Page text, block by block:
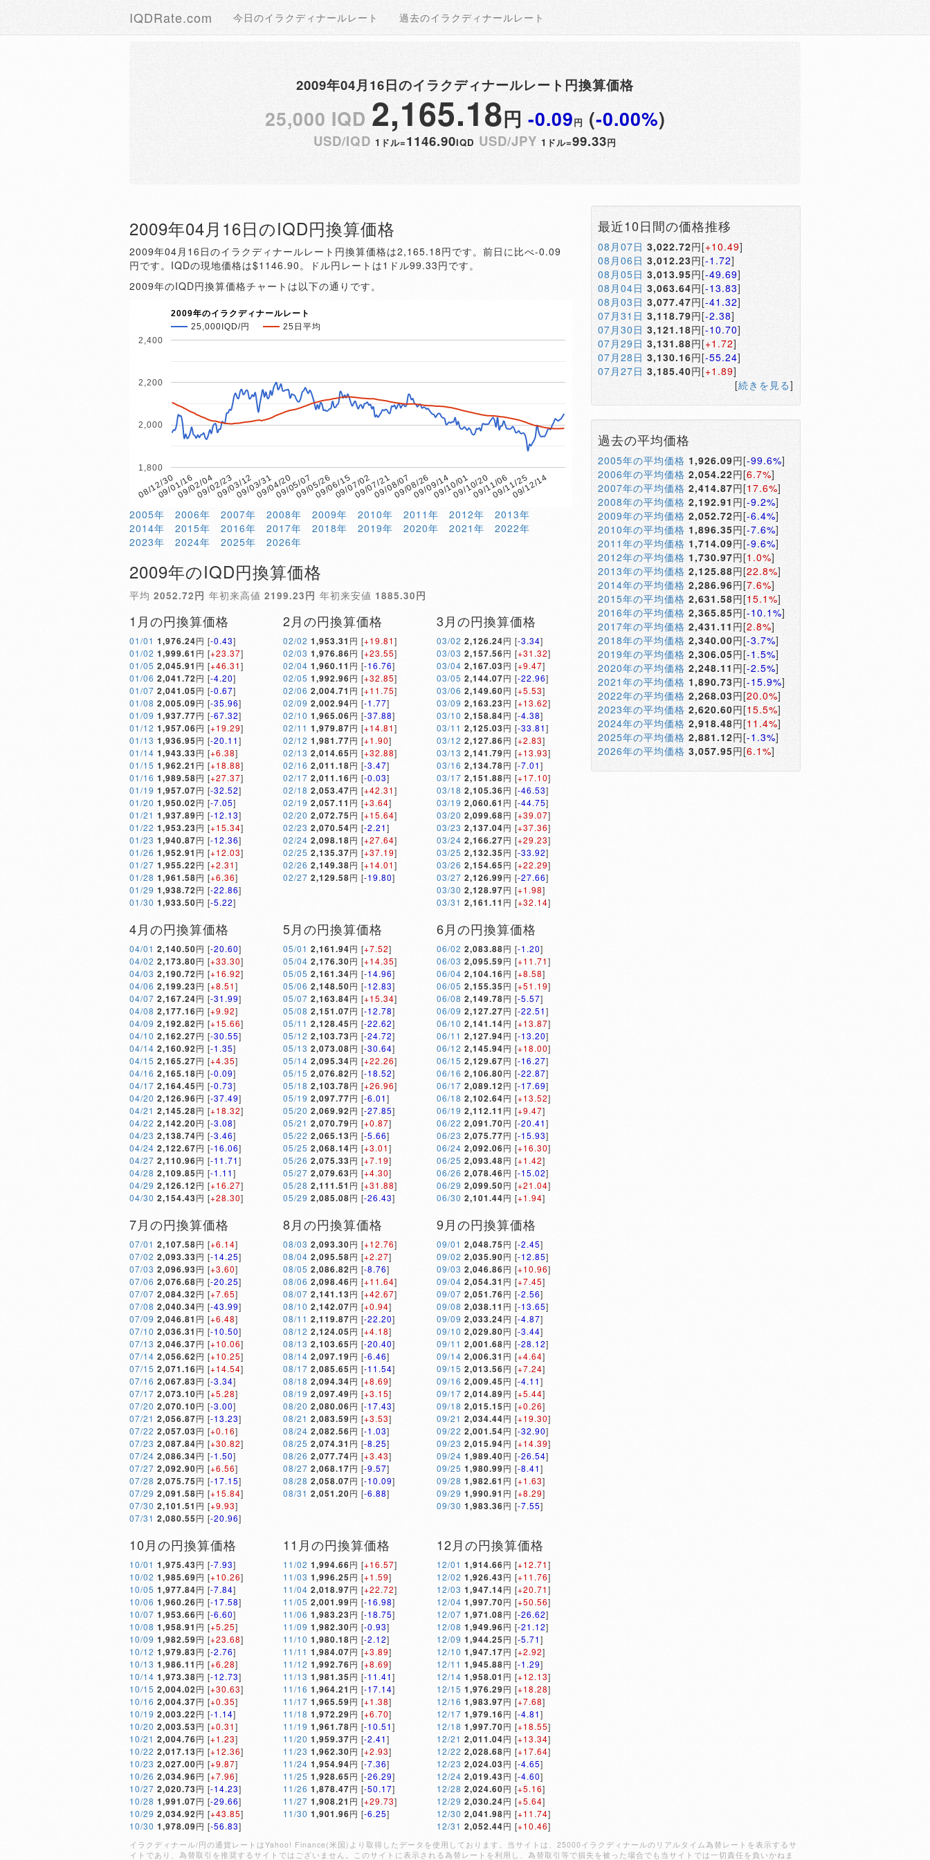
IQDRate.com 今日のイラクディナールレート 過去のイラクディナールレート
2009年04月16日のイラクディナールレート円換算価格
25,000 IQD 2,165.18円 -0.09円 (-0.00%)
USD/IQD 1ドル=1146.90IQD USD/JPY 1ドル=99.33円
2009年04月16日のIQD円換算価格
2009年04月16日のイラクディナールレート円換算価格は2,165.18円です。前日に比べ-0.09
円です。IQDの現地価格は$1146.90。ドル円レートは1ドル99.33円です。
2009年のIQD円換算価格チャートは以下の通りです。
2009年のイラクディナールレート
25,000IQD/円
25日平均
08/12/3009/01/1609/02/0409/02/2309/03/1209/03/3109/04/2009/05/0709/05/2609/06/1509/07/0209/07/2109/08/0709/08/2609/09/1409/10/0109/10/2009/11/0609/11/2509/12/14
1,800
2,000
2,200
2,400
2005年 2006年 2007年 2008年 2009年 2010年 2011年 2012年
2013年
2014年
2015年 2016年 2017年 2018年 2019年 2020年 2021年
2022年
2023年
2024年 2025年 2026年
2009年のIQD円換算価格
平均 2052.72円 年初来高値 2199.23円 年初来安値 1885.30円
1月の円換算価格
01/01 1,976.24円 [-0.43]
01/02 1,999.61 円 [+23.37]
01/05 2,045.91 円 [+46.31]
01/06 2,041.72円 [-4.20]
01/07 2,041.05円 [-0.67]
01/08 2,005.09円 [-35.96]
01/09 1,937.77円 [-67.32]
01/12 1,957.06円 [+19.29]
01/13 1,936.95円 [-20.11]
01/14 1,943.33円 [+6.38]
01/15 1,962.21 円 [+18.88]
01/16 1,989.58円 [+27.37]
01/19 1,957.07円 [-32.52]
01/20 1,950.02円 [-7.05]
01/21 1,937.89円 [-12.13]
01/22 1,953.23円 [+15.34]
01/23 1,940.87円 [-12.36]
01/26 1,952.91 円 [+12.03]
01/27 1,955.22円 [+2.31]
01/28 1,961.58円 [+6.36]
01/29 1,938.72円 [-22.86]
01/30 1,933.50円 [-5.22]
2月の円換算価格
02/02 1,953.31 円 [+19.81]
02/03 1,976.86円 [+23.55]
02/04 1,960.11 円 [-16.76]
02/05 1,992.96円 [+32.85]
02/06 2,004.71 円 [+11.75]
02/09 2,002.94円 [-1.77]
02/10 1,965.06円 [-37.88]
02/11 1,979.87円 [+14.81]
02/12 1,981.77円 [+1.90]
02/13 2,014.65円 [+32.88]
02/16 2,011.18円 [-3.47]
02/17 2,011.16円 [-0.03]
02/18 2,053.47円 [+42.31]
02/19 2,057.11 円 [+3.64]
02/20 2,072.75円 [+15.64]
02/23 2,070.54円 [-2.21]
02/24 2,098.18円 [+27.64]
02/25 2,135.37円 [+37.19]
02/26 2,149.38円 [+14.01]
02/27 2,129.58円 [-19.80]
3月の円換算価格
03/02 2,126.24円 [-3.34]
03/03 2,157.56円 [+31.32]
03/04 2,167.03円 [+9.47]
03/05 2,144.07円 [-22.96]
03/06 2,149.60円 [+5.53]
03/09 2,163.23円 [+13.62]
03/10 2,158.84円 [-4.38]
03/11 2,125.03円 [-33.81]
03/12 2,127.86円 [+2.83]
03/13 2,141.79円 [+13.93]
03/16 2,134.78円 [-7.01]
03/17 2,151.88円 [+17.10]
03/18 2,105.36円 [-46.53]
03/19 2,060.61 円 [-44.75]
03/20 2,099.68円 [+39.07]
03/23 2,137.04円 [+37.36]
03/24 2,166.27円 [+29.23]
03/25 2,132.35円 [-33.92]
03/26 2,154.65円 [+22.29]
03/27 2,126.99円 [-27.66]
03/30 2,128.97円 [+1.98]
03/31 2,161.11 円 [+32.14]
4月の円換算価格
04/01 2,140.50円 [-20.60]
04/02 2,173.80円 [+33.30]
04/03 2,190.72円 [+16.92]
04/06 2,199.23円 [+8.51]
04/07 2,167.24円 [-31.99]
04/08 2,177.16円 [+9.92]
04/09 2,192.82円 [+15.66]
04/10 2,162.27円 [-30.55]
04/14 2,160.92円 [-1.35]
04/15 2,165.27円 [+4.35]
04/16 2,165.18円 [-0.09]
04/17 2,164.45円 [-0.73]
04/20 2,126.96円 [-37.49]
04/21 2,145.28円 [+18.32]
04/22 2,142.20円 [-3.08]
04/23 2,138.74円 [-3.46]
04/24 2,122.67円 [-16.06]
04/27 2,110.96円 [-11.71]
04/28 2,109.85円 [-1.11]
04/29 2,126.12円 [+16.27]
04/30 2,154.43円 [+28.30]
5月の円換算価格
05/01 2,161.94円 [+7.52]
05/04 2,176.30円 [+14.35]
05/05 2,161.34円 [-14.96]
05/06 2,148.50円 [-12.83]
05/07 2,163.84円 [+15.34]
05/08 2,151.07円 [-12.78]
05/11 2,128.45円 [-22.62]
05/12 2,103.73円 [-24.72]
05/13 2,073.08円 [-30.64]
05/14 2,095.34円 [+22.26]
05/15 2,076.82円 [-18.52]
05/18 2,103.78円 [+26.96]
05/19 2,097.77円 [-6.01]
05/20 2,069.92円 [-27.85]
05/21 2,070.79円 [+0.87]
05/22 2,065.13円 [-5.66]
05/25 2,068.14円 [+3.01]
05/26 2,075.33円 [+7.19]
05/27 2,079.63円 [+4.30]
05/28 2,111.51 円 [+31.88]
05/29 2,085.08円 [-26.43]
6月の円換算価格
06/02 2,083.88円 [-1.20]
06/03 2,095.59円 [+11.71]
06/04 2,104.16円 [+8.58]
06/05 2,155.35円 [+51.19]
06/08 2,149.78円 [-5.57]
06/09 2,127.27円 [-22.51]
06/10 2,141.14円 [+13.87]
06/11 2,127.94円 [-13.20]
06/12 2,145.94円 [+18.00]
06/15 2,129.67円 [-16.27]
06/16 2,106.80円 [-22.87]
06/17 2,089.12円 [-17.69]
06/18 2,102.64円 [+13.52]
06/19 2,112.11 円 [+9.47]
06/22 2,091.70円 [-20.41]
06/23 2,075.77円 [-15.93]
06/24 2,092.06円 [+16.30]
06/25 2,093.48円 [+1.42]
06/26 2,078.46円 [-15.02]
06/29 2,099.50円 [+21.04]
06/30 2,101.44円 [+1.94]
7月の円換算価格
07/01 2,107.58円 [+6.14]
07/02 2,093.33円 [-14.25]
07/03 2,096.93円 [+3.60]
07/06 2,076.68円 [-20.25]
07/07 2,084.32円 [+7.65]
07/08 2,040.34円 [-43.99]
07/09 2,046.81 円 [+6.48]
07/10 2,036.31 円 [-10.50]
07/13 2,046.37円 [+10.06]
07/14 2,056.62円 [+10.25]
07/15 2,071.16円 [+14.54]
07/16 2,067.83円 [-3.34]
07/17 2,073.10円 [+5.28]
07/20 2,070.10円 [-3.00]
07/21 2,056.87円 [-13.23]
07/22 2,057.03円 [+0.16]
07/23 2,087.84円 [+30.82]
07/24 2,086.34円 [-1.50]
07/27 2,092.90円 [+6.56]
07/28 2,075.75円 [-17.15]
07/29 2,091.58円 [+15.84]
07/30 2,101.51 円 [+9.93]
07/31 2,080.55円 [-20.96]
8月の円換算価格
08/03 2,093.30円 [+12.76]
08/04 2,095.58円 [+2.27]
08/05 2,086.82円 [-8.76]
08/06 2,098.46円 [+11.64]
08/07 2,141.13円 [+42.67]
08/10 2,142.07円 [+0.94]
08/11 2,119.87円 [-22.20]
08/12 2,124.05円 [+4.18]
08/13 2,103.65円 [-20.40]
08/14 2,097.19円 [-6.46]
08/17 2,085.65円 [-11.54]
08/18 2,094.34円 [+8.69]
08/19 2,097.49円 [+3.15]
08/20 2,080.06円 [-17.43]
08/21 2,083.59円 [+3.53]
08/24 2,082.56円 [-1.03]
08/25 2,074.31 円 [-8.25]
08/26 2,077.74円 [+3.43]
08/27 2,068.17円 [-9.57]
08/28 2,058.07円 [-10.09]
08/31 2,051.20円 [-6.88]
9月の円換算価格
09/01 2,048.75円 [-2.45]
09/02 2,035.90円 [-12.85]
09/03 2,046.86円 [+10.96]
09/04 2,054.31 円 [+7.45]
09/07 2,051.76円 [-2.56]
09/08 2,038.11 円 [-13.65]
09/09 2,033.24円 [-4.87]
09/10 2,029.80円 [-3.44]
09/11 2,001.68円 [-28.12]
09/14 2,006.31 円 [+4.64]
09/15 2,013.56円 [+7.24]
09/16 2,009.45円 [-4.11]
09/17 2,014.89円 [+5.44]
09/18 2,015.15円 [+0.26]
09/21 2,034.44円 [+19.30]
09/22 2,001.54円 [-32.90]
09/23 2,015.94円 [+14.39]
09/24 1,989.40円 [-26.54]
09/25 1,980.99円 [-8.41]
09/28 1,982.61 円 [+1.63]
09/29 1,990.91 円 [+8.29]
09/30 1,983.36円 [-7.55]
10月の円換算価格
10/01 1,975.43円 [-7.93]
10/02 1,985.69円 [+10.26]
10/05 1,977.84円 [-7.84]
10/06 1,960.26円 [-17.58]
10/07 1,953.66円 [-6.60]
10/08 1,958.91 円 [+5.25]
10/09 1,982.59円 [+23.68]
10/12 1,979.83円 [-2.76]
10/13 1,986.11 円 [+6.28]
10/14 1,973.38円 [-12.73]
10/15 2,004.02円 [+30.63]
10/16 2,004.37円 [+0.35]
10/19 2,003.22円 [-1.14]
10/20 2,003.53円 [+0.31]
10/21 2,004.76円 [+1.23]
10/22 2,017.13円 [+12.36]
10/23 2,027.00円 [+9.87]
10/26 2,034.96円 [+7.96]
10/27 2,020.73円 [-14.23]
10/28 1,991.07円 [-29.66]
10/29 2,034.92円 [+43.85]
10/30 1,978.09円 [-56.83]
11月の円換算価格
11/02 1,994.66円 [+16.57]
11/03 1,996.25円 [+1.59]
11/04 2,018.97円 [+22.72]
11/05 2,001.99円 [-16.98]
11/06 1,983.23円 [-18.75]
11/09 1,982.30円 [-0.93]
11/10 1,980.18円 [-2.12]
11/11 1,984.07円 [+3.89]
11/12 1,992.76円 [+8.69]
11/13 1,981.35円 [-11.41]
11/16 1,964.21 円 [-17.14]
11/17 1,965.59円 [+1.38]
11/18 1,972.29円 [+6.70]
11/19 1,961.78円 [-10.51]
11/20 1,959.37円 [-2.41]
11/23 1,962.30円 [+2.93]
11/24 1,954.94円 [-7.36]
11/25 1,928.65円 [-26.29]
11/26 1,878.47円 [-50.17]
11/27 1,908.21 円 [+29.73]
11/30 1,901.96円 [-6.25]
12月の円換算価格
12/01 1,914.66円 [+12.71]
12/02 1,926.43円 [+11.76]
12/03 1,947.14円 [+20.71]
12/04 1,997.70円 [+50.56]
12/07 1,971.08円 [-26.62]
12/08 1,949.96円 [-21.12]
12/09 1,944.25円 [-5.71]
12/10 1,947.17円 [+2.92]
12/11 1,945.88円 [-1.29]
12/14 1,958.01 円 [+12.13]
12/15 1,976.29円 [+18.28]
12/16 1,983.97円 [+7.68]
12/17 1,979.16円 [-4.81]
12/18 1,997.70円 [+18.55]
12/21 2,011.04円 [+13.34]
12/22 2,028.68円 [+17.64]
12/23 2,024.03円 [-4.65]
12/24 2,019.43円 [-4.60]
12/28 2,024.60円 [+5.16]
12/29 2,030.24円 [+5.64]
12/30 2,041.98円 [+11.74]
12/31 2,052.44円 [+10.46]
最近10日間の価格推移
08月07日 3,022.72円[+10.49]
08月06日 3,012.23円[-1.72]
08月05日 3,013.95円[-49.69]
08月04日 3,063.64円[-13.83]
08月03日 3,077.47円[-41.32]
07月31日 3,118.79円[-2.38]
07月30日 3,121.18円[-10.70]
07月29日 3,131.88円[+1.72]
07月28日 3,130.16円[-55.24]
07月27日 3,185.40円[+1.89]
[続きを見る]
過去の平均価格
2005年の平均価格 1,926.09円[-99.6%]
2006年の平均価格 2,054.22円[6.7%]
2007年の平均価格 2,414.87円[17.6%]
2008年の平均価格 2,192.91 円[-9.2%]
2009年の平均価格 2,052.72円[-6.4%]
2010年の平均価格 1,896.35円[-7.6%]
2011年の平均価格 1,714.09円[-9.6%]
2012年の平均価格 1,730.97円[1.0%]
2013年の平均価格 2,125.88円[22.8%]
2014年の平均価格 2,286.96円[7.6%]
2015年の平均価格 2,631.58円[15.1%]
2016年の平均価格 2,365.85円[-10.1%]
2017年の平均価格 2,431.11 円[2.8%]
2018年の平均価格 2,340.00円[-3.7%]
2019年の平均価格 2,306.05円[-1.5%]
2020年の平均価格 2,248.11 円[-2.5%]
2021年の平均価格 1,890.73円[-15.9%]
2022年の平均価格 2,268.03円[20.0%]
2023年の平均価格 2,620.60円[15.5%]
2024年の平均価格 2,918.48円[11.4%]
2025年の平均価格 2,881.12円[-1.3%]
2026年の平均価格 3,057.95円[6.1%]
イラクディナール/円の通貨レートはYahoo! Finance(米国)より取得したデータを使用しております。当サイトは、25000イラクディナールのリアルタイム為替レートを表示するサ
イトであり、為替取引を推奨するサイトではございません。このサイトに表示される為替レートを利用し、為替取引等で損失を被った場合でも当サイトでは一切責任を負いかねま